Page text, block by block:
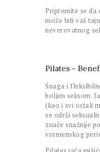
Pripremite se da
može biti vaš
neverovatnog
Pilates –
Snaga i
boljim seksom.
(kao i svi ostali
se održi
znače snažnije
vremenskog